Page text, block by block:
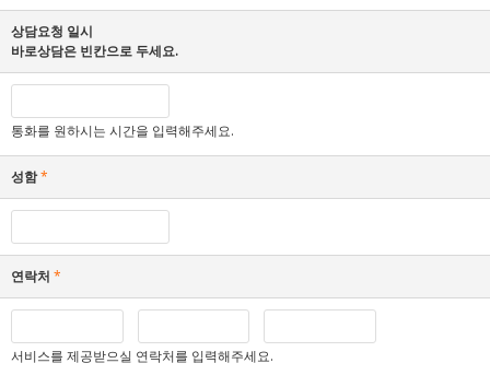
상담요청 일시
바로상담은 빈칸으로 두세요.
통화를 원하시는 시간을 입력해주세요.
성함*
연락처 *
서비스를 제공받으실 연락처를 입력해주세요.